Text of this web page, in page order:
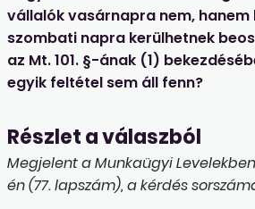
vállalók vasárnapra nem,
szombati napra kerülhetnek
az Mt. 101. §-ának (1)
egyik feltétel sem áll fenn?
Részlet a válaszból
Megjelent a Munkaügyi
én (77. lapszám), a kérdés